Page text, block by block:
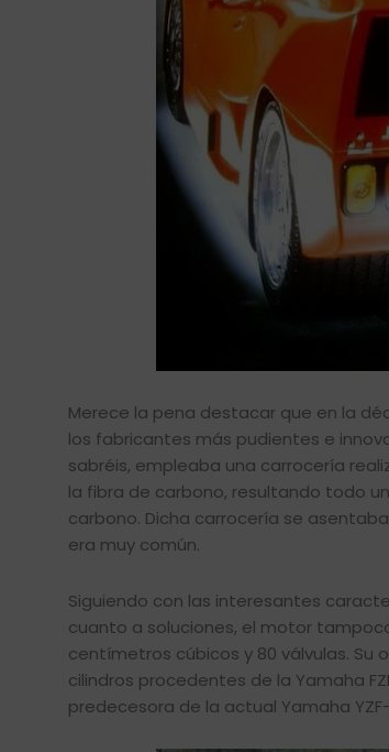
Merece la pena destacar que en la
los fabricantes más pudientes e
sabréis, empleaba una carrocería
la fibra de carbono, resultando todo
carbono. Dicha carrocería se
era muy común.
Siguiendo con las interesantes
cuanto a soluciones, el motor
centímetros cúbicos y 80 válvulas.
cilindros procedentes de la Yamaha
predecesora de la actual Yamaha YZF-